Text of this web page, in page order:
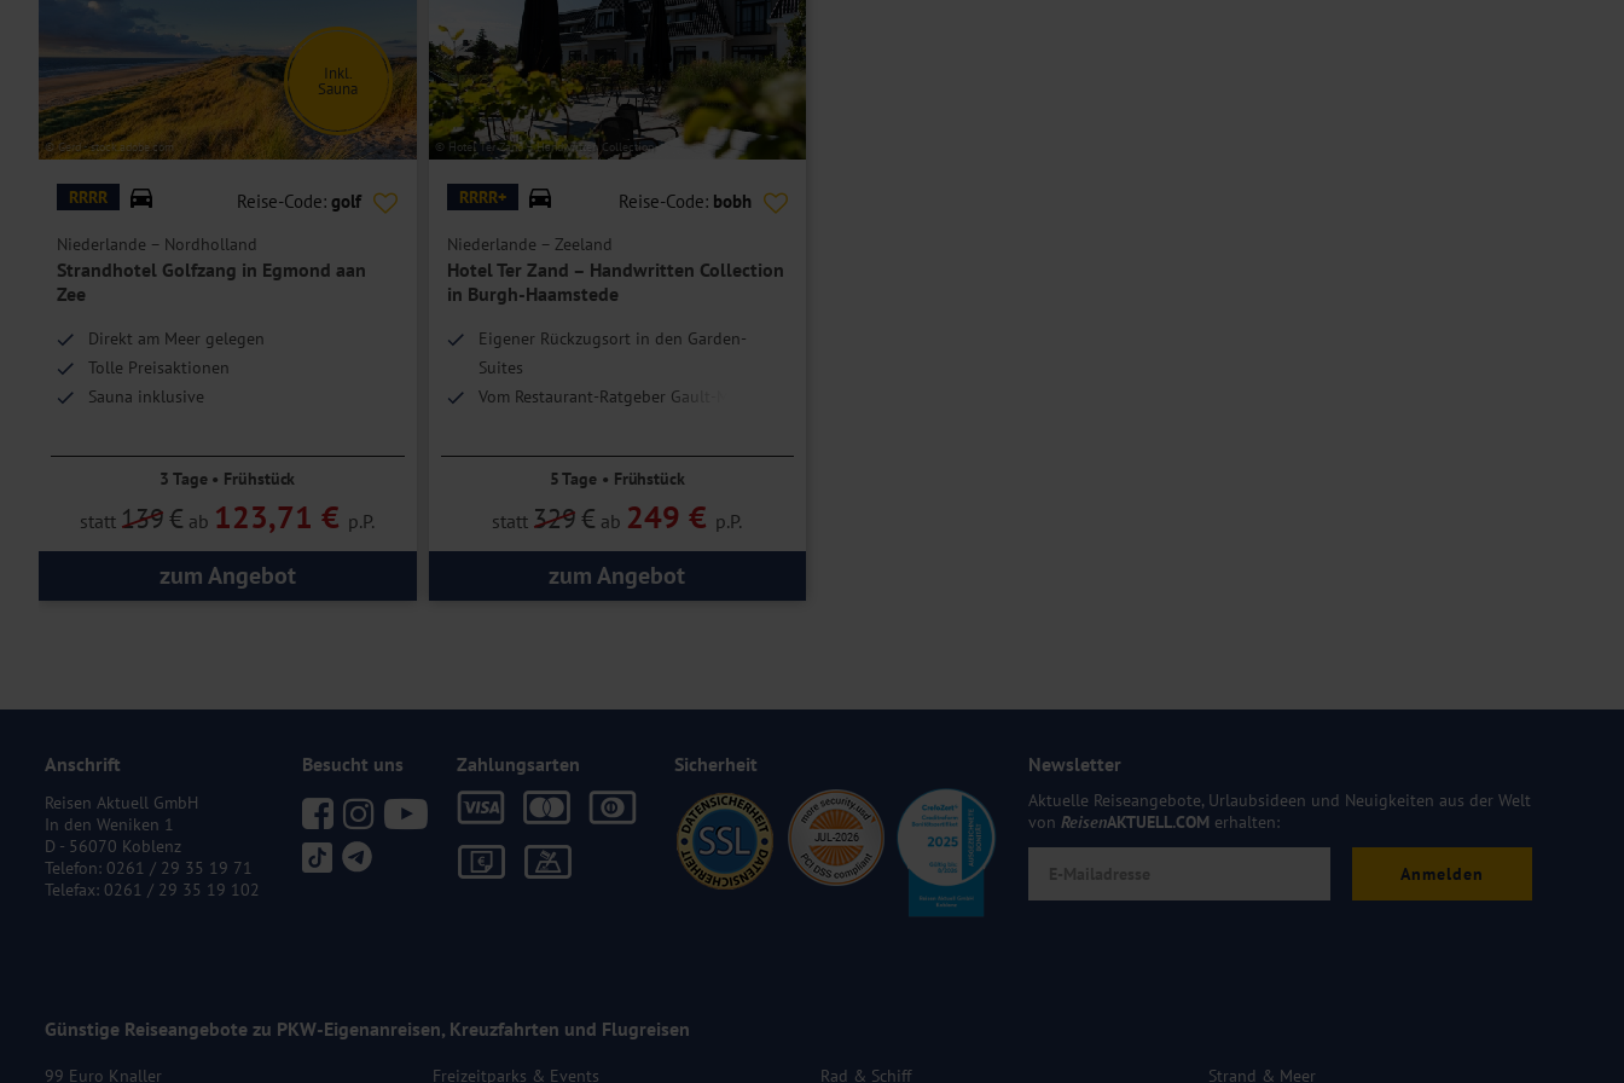
und Teezubereiter.
DieEinzelzimmersind Superior Rooms Landsicht zur Einzelbelegung.
Hoteleinrichtungen und Zimmerausstattung teilweise gegen Gebühr.
© Gerd - stock.adobe.com
Inkl.
Sauna
RRRR Reise-Code: golf
Niederlande – Nordholland
Strandhotel Golfzang in Egmond aan
Zee
Direkt am Meer gelegen
Tolle Preisaktionen
Sauna inklusive
3 Tage • Frühstück
statt 139€ ab 123,71 € p.P.
zum Angebot
© Hotel Ter Zand – Handwritten Collection
RRRR+ Reise-Code: bobh
Niederlande – Zeeland
Hotel Ter Zand – Handwritten Collection
in Burgh-Haamstede
Eigener Rückzugsort in den Garden-
Suites
Vom Restaurant-Ratgeber Gault-Millau
Wellnessbereich inklusive
5 Tage • Frühstück
statt 329€ ab 249 € p.P.
zum Angebot
Anschrift
Reisen Aktuell GmbH
In den Weniken 1
D - 56070 Koblenz
Telefon: 0261 / 29 35 19 71
Telefax: 0261 / 29 35 19 102
Besucht uns Zahlungsarten Sicherheit Newsletter
Aktuelle Reiseangebote, Urlaubsideen und Neuigkeiten aus der Welt
von ReisenAKTUELL.COM erhalten:
Anmelden
Günstige Reiseangebote zu PKW-Eigenanreisen, Kreuzfahrten und Flugreisen
99 Euro Knaller Freizeitparks & Events Rad & Schiff Strand & Meer